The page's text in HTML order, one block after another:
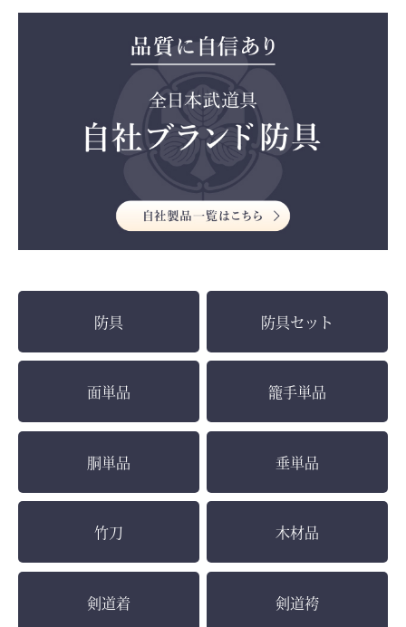
防具 防具セット
面単品 籠手単品
胴単品 垂単品
竹刀 木材品
剣道着 剣道袴